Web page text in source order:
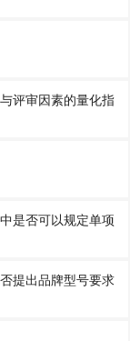
评审因素的量化指
是否可以规定单项
提出品牌型号要求